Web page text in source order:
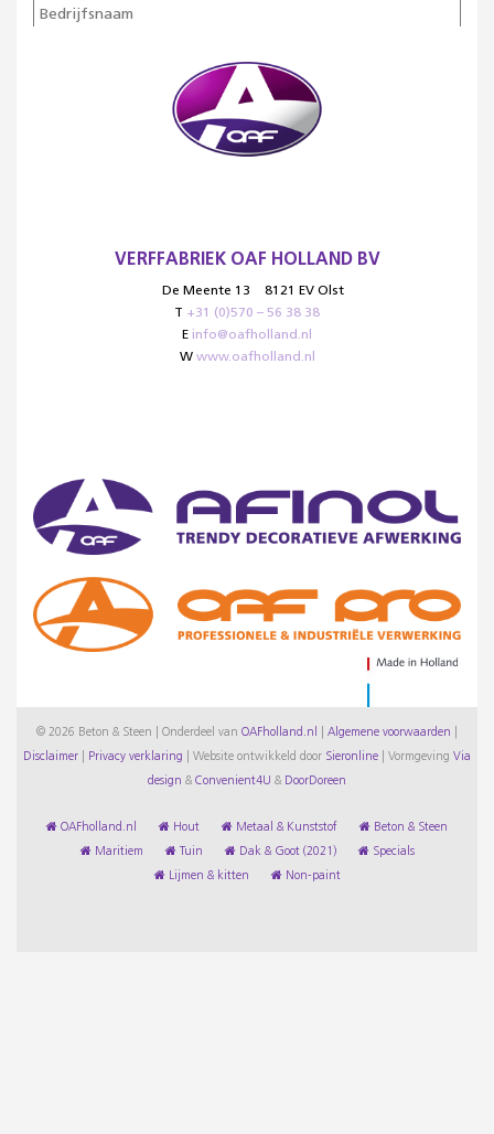
VERFFABRIEK OAF HOLLAND BV
De Meente 13
8121 EV Olst
T +31 (0)570 – 56 38 38
E info@oafholland.nl
W www.oafholland.nl
© 2026 Beton & Steen | Onderdeel van OAFholland.nl Algemene voorwaarden
Disclaimer Privacy verklaring Website ontwikkeld door Sieronline Vormgeving Via
design & Convenient4U & DoorDoreen
OAFholland.nl Hout Metaal & Kunststof Beton & Steen
Maritiem Tuin Dak & Goot (2021) Specials
Lijmen & kitten Non-paint